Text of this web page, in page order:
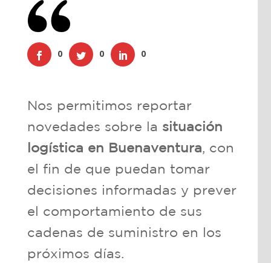
0 0 0
Nos permitimos reportar
novedades sobre la situación
logística en Buenaventura, con
el fin de que puedan tomar
decisiones informadas y prever
el comportamiento de sus
cadenas de suministro en los
próximos días.